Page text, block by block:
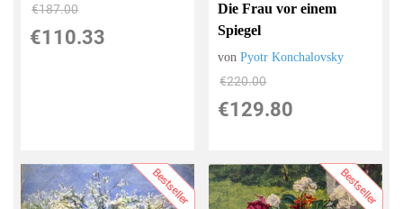
€187.00
€110.33
Die Frau vor einem
Spiegel
vonPyotr Konchalovsky
€220.00
€129.80
Bestseller Bestseller